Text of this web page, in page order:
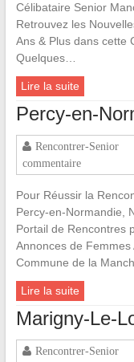
Célibataire Senior
Retrouvez les
Ans & Plus dans cette
Quelques…
Lire la suite
Percy-en-
Rencontrer-Senior
commentaire
Pour Réussir la
Percy-en-Normandie,
Portail de Rencontres
Annonces de Femmes
Commune de la
Lire la suite
Marigny-Le-
Rencontrer-Senior